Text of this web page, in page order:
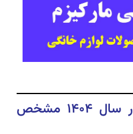
تکلیف قیمت بنزین در سال ۱۴۰۴ مشخص